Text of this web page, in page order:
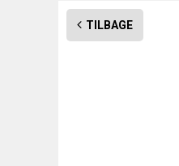
TILBAGE